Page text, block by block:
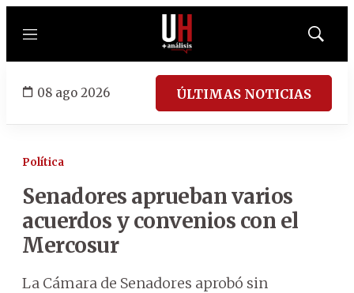
Menú
Mostrar
08 ago 2026 ÚLTIMAS NOTICIAS
Política
Senadores aprueban varios
acuerdos y convenios con el
Mercosur
La Cámara de Senadores aprobó sin